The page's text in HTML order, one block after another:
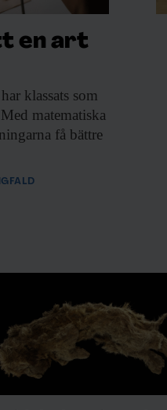
–
en art
klassats som
matematiska
få bättre